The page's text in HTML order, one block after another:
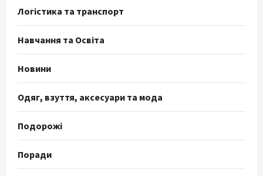
Логістика та транспорт
Навчання та Освіта
Новини
Одяг, взуття, аксесуари та мода
Подорожі
Поради